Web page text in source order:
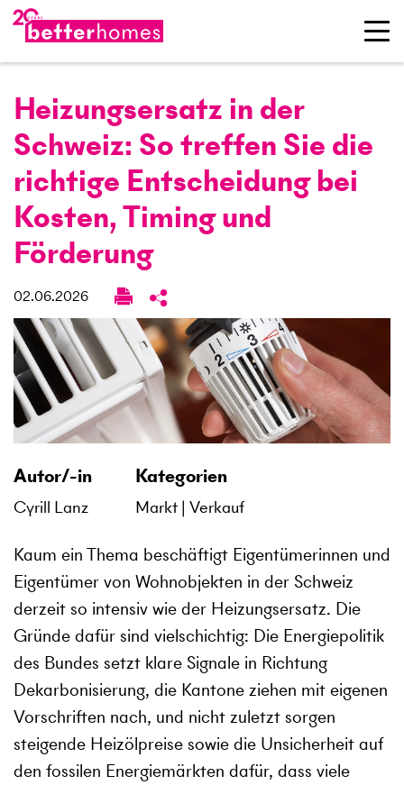
Heizungs­ersatz in der
Schweiz: So treffen Sie die
richtige Entscheidung bei
Kosten, Timing und
Förderung
02.06.2026
Autor/-in
Cyrill Lanz
Kategorien
Markt Verkauf
Kaum ein Thema beschäftigt Eigentümerinnen und
Eigentümer von Wohnobjekten in der Schweiz
derzeit so intensiv wie der Heizungsersatz. Die
Gründe dafür sind vielschichtig: Die Energiepolitik
des Bundes setzt klare Signale in Richtung
Dekarbonisierung, die Kantone ziehen mit eigenen
Vorschriften nach, und nicht zuletzt sorgen
steigende Heizölpreise sowie die Unsicherheit auf
den fossilen Energiemärkten dafür, dass viele